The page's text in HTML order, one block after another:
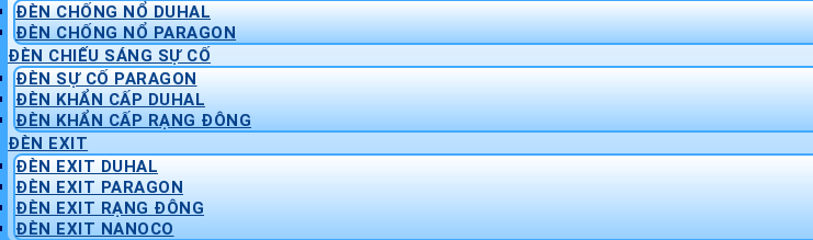
ĐÈN CHỐNG NỔ DUHAL
ĐÈN CHỐNG NỔ PARAGON
ĐÈN CHIẾU SÁNG SỰ CỐ
ĐÈN SỰ CỐ PARAGON
ĐÈN KHẨN CẤP DUHAL
ĐÈN KHẨN CẤP RẠNG ĐÔNG
ĐÈN EXIT
ĐÈN EXIT DUHAL
ĐÈN EXIT PARAGON
ĐÈN EXIT RẠNG ĐÔNG
ĐÈN EXIT NANOCO